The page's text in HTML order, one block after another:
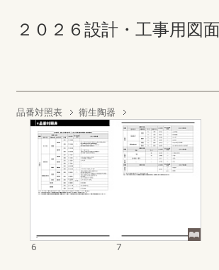
２０２６設計・工事用図
品番対照表 衛生陶器
6 7